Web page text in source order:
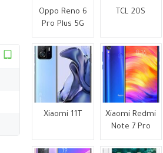
Oppo Reno 6
Pro Plus 5G
TCL 20S
Xiaomi 11T
Xiaomi Redmi
Note 7 Pro